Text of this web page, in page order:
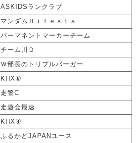
ASKIDSランクラブ
マンダムＢｉｆｅｓｔａ
パーマネントマーカーチーム
チーム川Ｄ
Ｗ部長のトリプルバーガー
KHX⑥
走警C
走遊会最速
KHX④
ふるかどJAPANユース